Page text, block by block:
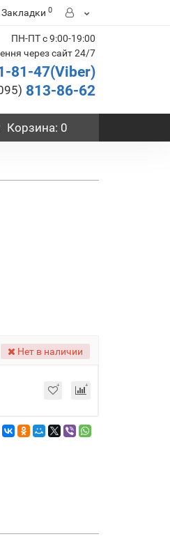
Закладки 0
ПН-ПТ с 9:00-19:00
через сайт 24/7
81-47(Viber)
813-86-62
Корзина: 0
Нет в наличии